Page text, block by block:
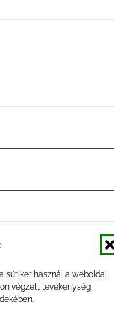
sütiket használ a weboldal
végzett tevékenység